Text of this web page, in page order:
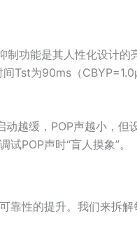
制功能是其人性化设计的
Tst为90ms（
越缓，POP声越小，但
POP声时“盲人摸象”。
性的提升。我们来拆解